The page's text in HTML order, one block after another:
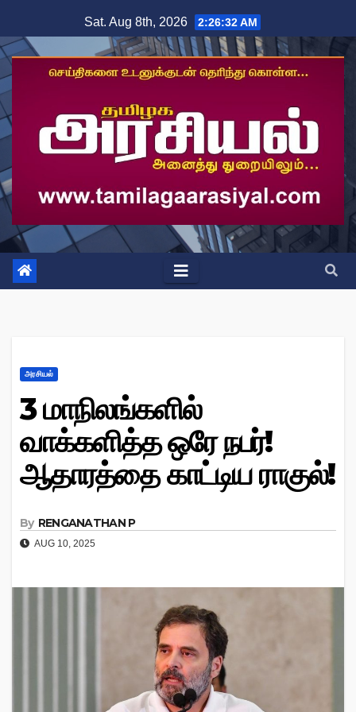
to
content
Sat. Aug 8th, 2026 2:26:32 AM
அரசியல்
3 மாநிலங்களில்
வாக்களித்த ஒரே நபர்!
ஆதாரத்தை காட்டிய ராகுல்!
By RENGANATHAN P
AUG 10, 2025